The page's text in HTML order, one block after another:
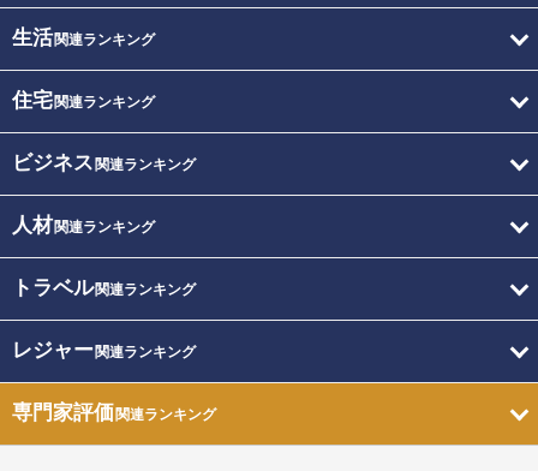
生活関連ランキング
住宅関連ランキング
ビジネス 関連ランキング
人材関連ランキング
トラベル関連ランキング
レジャー関連ランキング
専門家評価関連ランキング